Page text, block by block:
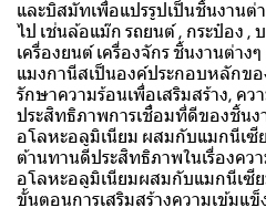
และบิสมัทเพื่อแปรรูปเป็นชิ้นงาน
ไป เช่นล้อแม๊ก รถยนต์ , กระป๋อง ,
เครื่องยนต์ เครื่องจักร ชิ้นงานต่างๆ
แมงกานีสเป็นองค์ประกอบหลักข
รักษาความร้อนเพื่อเสริมสร้าง, ค
ประสิทธิภาพการเชื่อมที่ดีของชิ้น
อโลหะอลูมิเนียม ผสมกับแมกนีเซี
ต้านทานดีประสิทธิภาพในเรื่องคว
อโลหะอลูมิเนียมผสมกับแมกนีเซี
ขั้นตอนการเสริมสร้างความเข้มแ